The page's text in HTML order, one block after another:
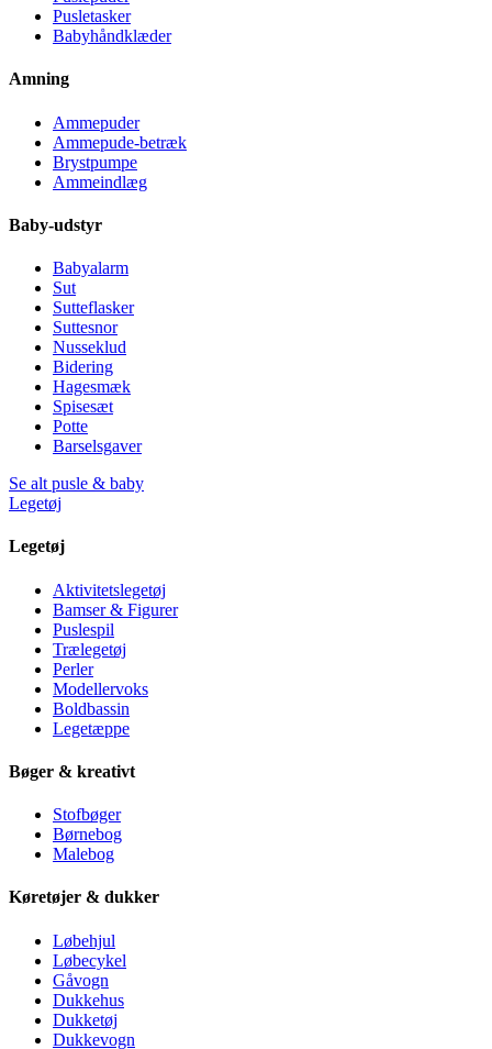
Pusletasker
Babyhåndklæder
Amning
Ammepuder
Ammepude-betræk
Brystpumpe
Ammeindlæg
Baby-udstyr
Babyalarm
Sut
Sutteflasker
Suttesnor
Nusseklud
Bidering
Hagesmæk
Spisesæt
Potte
Barselsgaver
Se alt pusle & baby
Legetøj
Legetøj
Aktivitetslegetøj
Bamser & Figurer
Puslespil
Trælegetøj
Perler
Modellervoks
Boldbassin
Legetæppe
Bøger & kreativt
Stofbøger
Børnebog
Malebog
Køretøjer & dukker
Løbehjul
Løbecykel
Gåvogn
Dukkehus
Dukketøj
Dukkevogn